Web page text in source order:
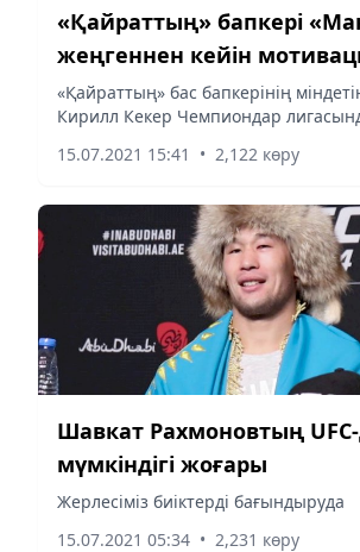
«Қайраттың» бапкері
жеңгеннен кейін
сөйледі
«Қайраттың» бас бапкерінің
Кирилл Кекер Чемпиондар
ауыстыратын бөлмесінде
15.07.2021 15:41 • 2,122 көру
Шавкат Рахмоновтың UFC-
мүмкіндігі жоғары
Жерлесіміз биіктерді бағындыруда
15.07.2021 05:34 • 2,231 көру